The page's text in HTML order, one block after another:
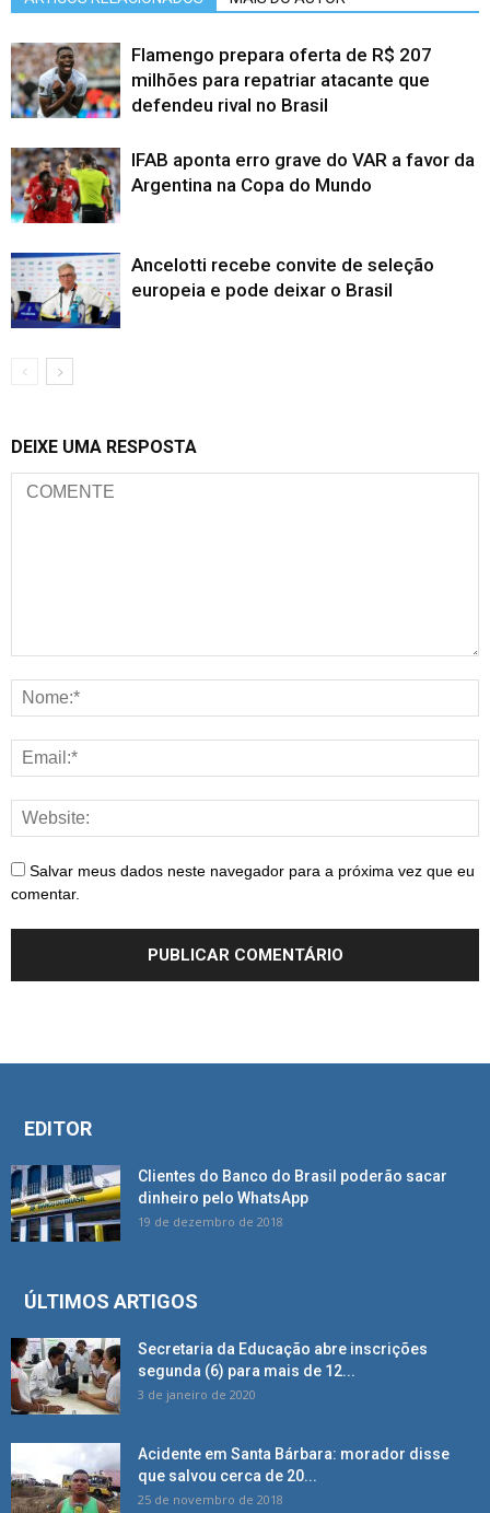
Flamengo prepara oferta de R$ 207
milhões para repatriar atacante que
defendeu rival no Brasil
IFAB aponta erro grave do VAR a favor da
Argentina na Copa do Mundo
Ancelotti recebe convite de seleção
europeia e pode deixar o Brasil
DEIXE UMA RESPOSTA
Salvar meus dados neste navegador para a próxima vez que eu
comentar.
EDITOR
Clientes do Banco do Brasil poderão sacar
dinheiro pelo WhatsApp
19 de dezembro de 2018
ÚLTIMOS ARTIGOS
Secretaria da Educação abre inscrições
segunda (6) para mais de 12...
3 de janeiro de 2020
Acidente em Santa Bárbara: morador disse
que salvou cerca de 20...
25 de novembro de 2018